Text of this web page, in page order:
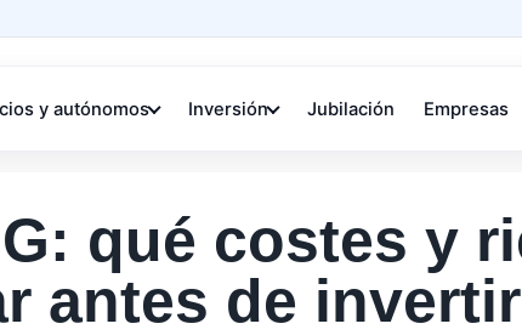
y autónomos Inversión Jubilación Empresas
qué costes y
antes de invertir